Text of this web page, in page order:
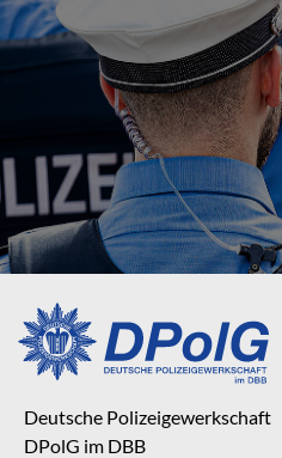
Deutsche Polizeigewerkschaft
DPolG im DBB